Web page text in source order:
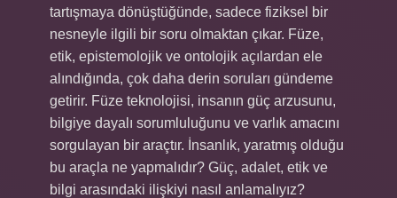
tartışmaya dönüştüğünde, sadece fiziksel bir
nesneyle ilgili bir soru olmaktan çıkar. Füze,
etik, epistemolojik ve ontolojik açılardan ele
alındığında, çok daha derin soruları gündeme
getirir. Füze teknolojisi, insanın güç arzusunu,
bilgiye dayalı sorumluluğunu ve varlık amacını
sorgulayan bir araçtır. İnsanlık, yaratmış olduğu
bu araçla ne yapmalıdır? Güç, adalet, etik ve
bilgi arasındaki ilişkiyi nasıl anlamalıyız?